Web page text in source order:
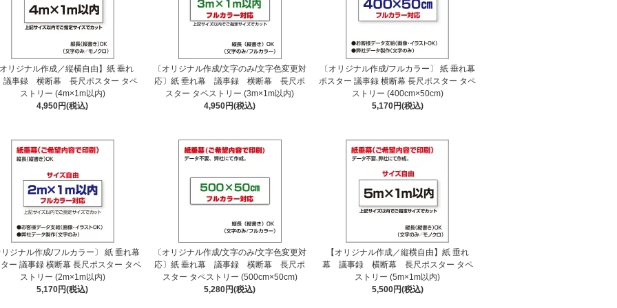
オリジナル作成／縦横自由】紙 垂れ
事録 横断幕 長尺ポスター タペ
ストリー (4m×1m以内)
4,950円(税込)
〔オリジナル作成/文字のみ/文字色変更対
応〕紙 垂れ幕 議事録 横断幕 長尺ポ
スター タペストリー (3m×1m以内)
4,950円(税込)
〔オリジナル作成/フルカラー〕 紙 垂れ幕
ポスター 議事録 横断幕 長尺ポスター タペ
ストリー (400cm×50cm)
5,170円(税込)
リジナル作成/フルカラー〕 紙 垂れ幕
ー 議事録 横断幕 長尺ポスター タペ
ストリー (2m×1m以内)
5,170円(税込)
〔オリジナル作成/文字のみ/文字色変更対
応〕紙 垂れ幕 議事録 横断幕 長尺ポ
スター タペストリー (500cm×50cm)
5,280円(税込)
【オリジナル作成／縦横自由】紙 垂れ
幕 議事録 横断幕 長尺ポスター タペ
ストリー (5m×1m以内)
5,500円(税込)